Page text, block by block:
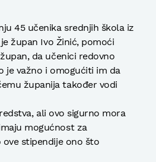
45 učenika srednjih škola iz
župan Ivo Žinić, pomoći
da učenici redovno
je važno i omogućiti im da
županija također vodi
ali ovo sigurno mora
mogućnost za
ove stipendije ono što